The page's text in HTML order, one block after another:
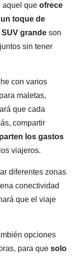
aquel que ofrece
toque de
grande son
sin tener
con varios
maletas,
que cada
compartir
los gastos
viajeros.
diferentes zonas
conectividad
que el viaje
opciones
para que solo